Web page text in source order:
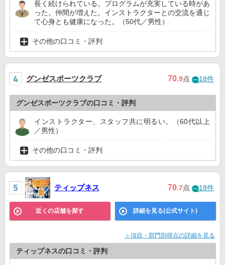
長く続けられている。プログラムが充実している時があ
った。仲間が増えた。インストラクターとの交流を通じ
て心身とも健康になった。（50代／男性）
その他の口コミ・評判
グンゼスポーツクラブ 70.9点 18件
グンゼスポーツクラブの口コミ・評判
インストラクター、スタッフ共に明るい。（60代以上
／男性）
その他の口コミ・評判
ティップネス 70.7点 18件
近くの店舗を探す 詳細を見る(公式サイト)
＞項目・部門別得点の詳細を見る
ティップネスの口コミ・評判